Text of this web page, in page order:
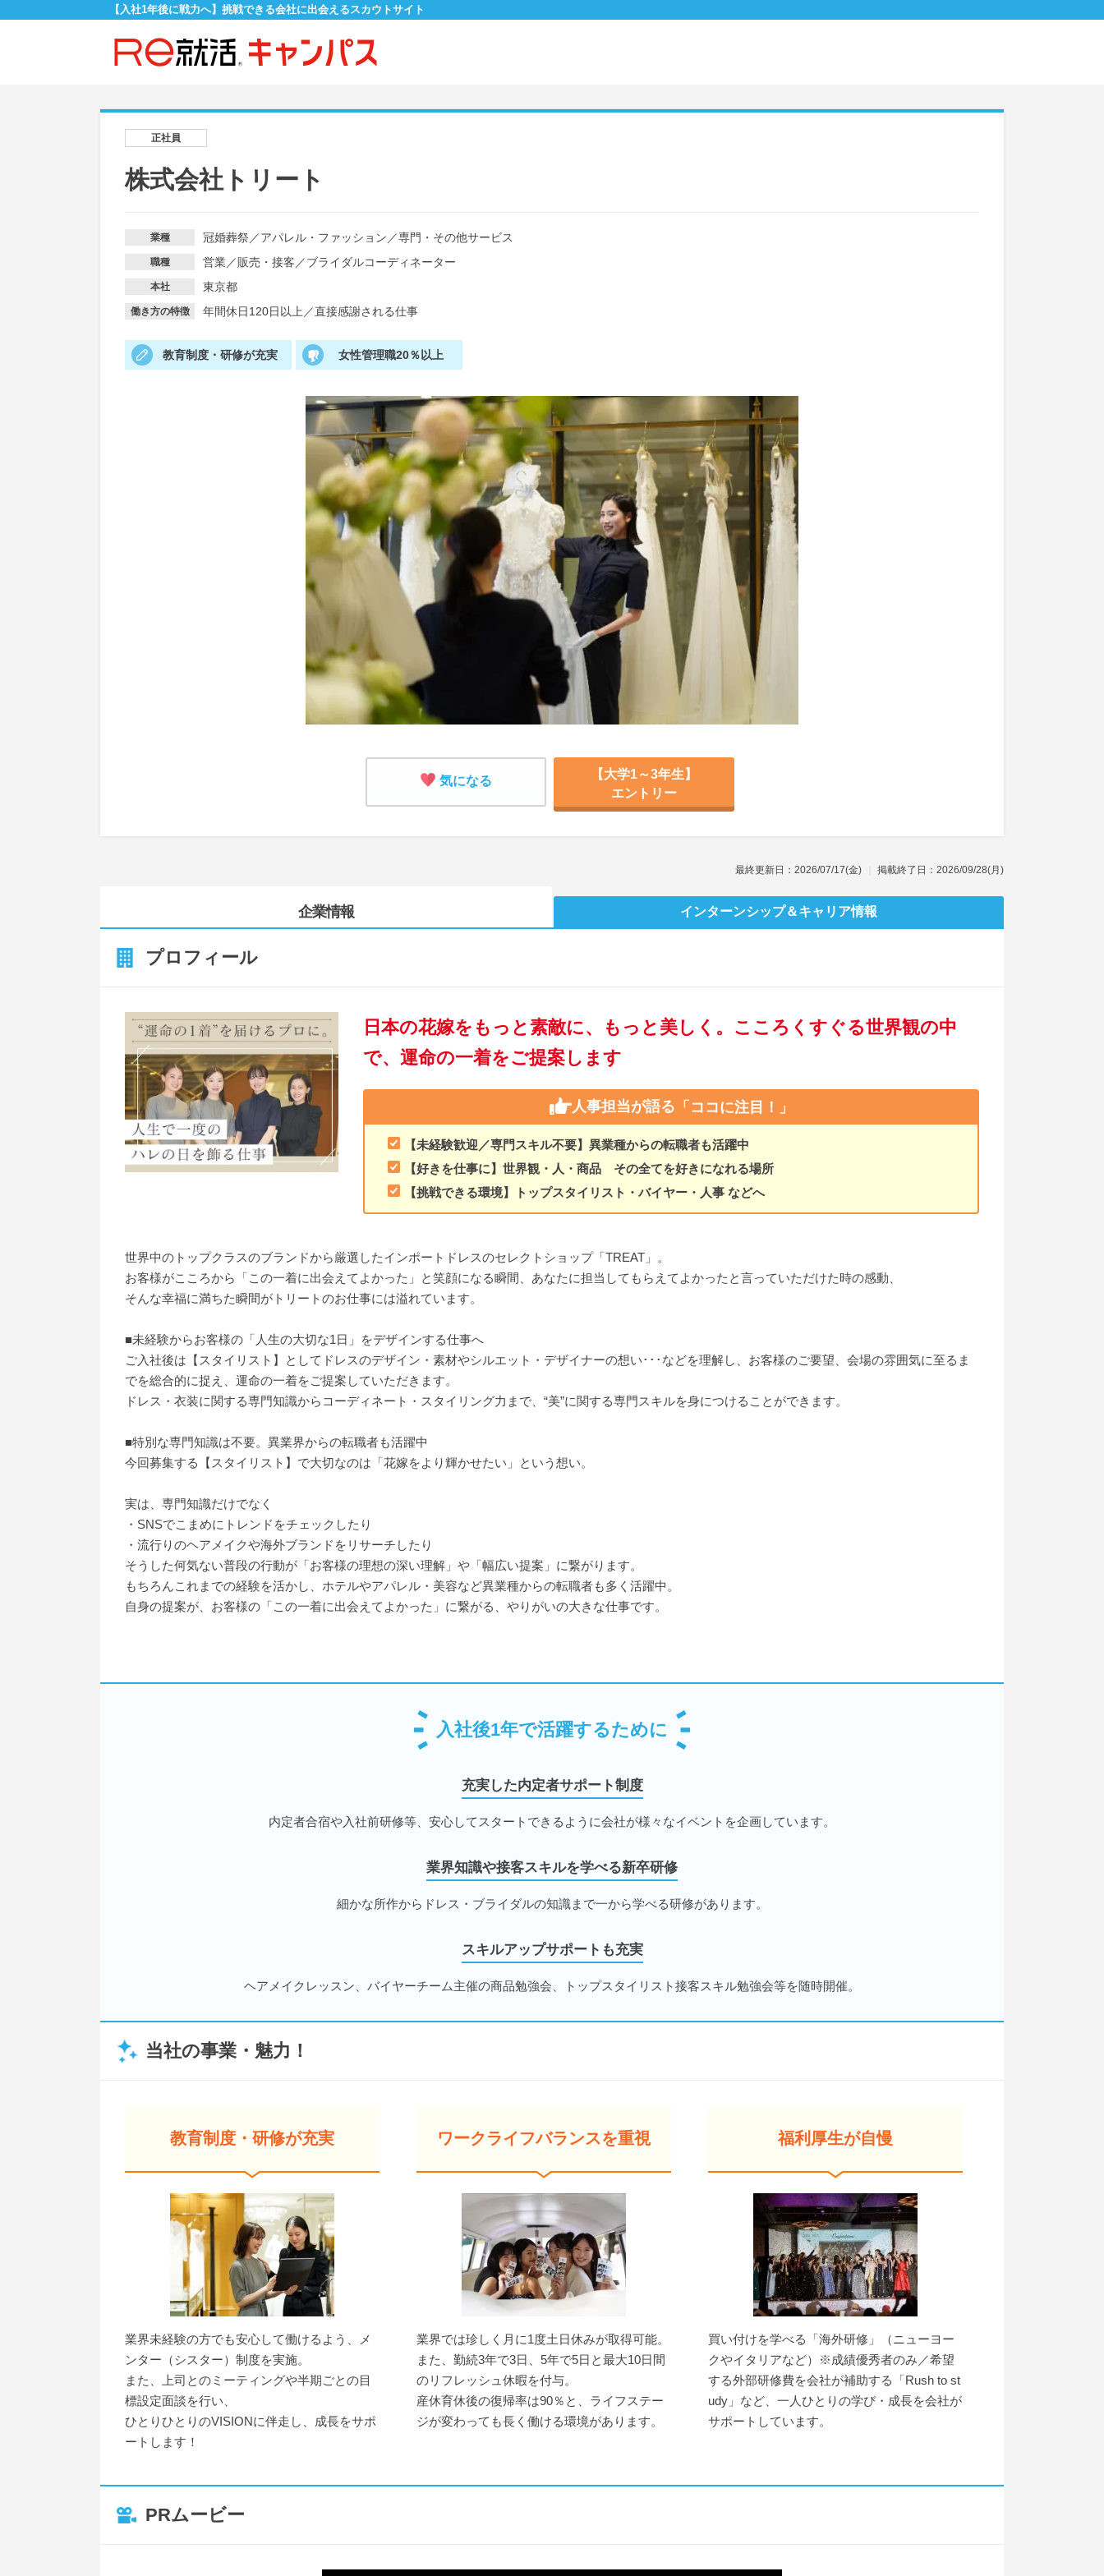
【入社1年後に戦力へ】挑戦できる会社に出会えるスカウトサイト
正社員
株式会社トリート
業種 冠婚葬祭 ／アパレル・ファッション ／専門・その他サービス
職種 営業／販売・接客 ／ブライダルコーディネーター
本社 東京都
働き方の特徴 年間休日120日以上 ／直接感謝される仕事
教育制度・研修が充実 女性管理職20％以上
気になる
【大学1～3年生】
エントリー
最終更新日：2026/07/17(金) 掲載終了日：2026/09/28(月)
企業情報 インターンシップ＆キャリア情報
プロフィール
日本の花嫁をもっと素敵に、もっと美しく。こころくすぐる世界観の中
で、運命の一着をご提案します
人事担当が語る 「ココに注目！」
【未経験歓迎／専門スキル不要】異業種からの転職者も活躍中
【好きを仕事に】世界観・人・商品 その全てを好きになれる場所
【挑戦できる環境】トップスタイリスト・バイヤー・人事 などへ
世界中のトップクラスのブランドから厳選したインポートドレスのセレクトショップ「TREAT」。
お客様がこころから「この一着に出会えてよかった」と笑顔になる瞬間、あなたに担当してもらえてよかったと言っていただけた時の感動、
そんな幸福に満ちた瞬間がトリートのお仕事には溢れています。
■未経験からお客様の「人生の大切な1日」をデザインする仕事へ
ご入社後は【スタイリスト】としてドレスのデザイン・素材やシルエット・デザイナーの想い･･･などを理解し、お客様のご要望、会場の雰囲気に至るま
でを総合的に捉え、運命の一着をご提案していただきます。
ドレス・衣装に関する専門知識からコーディネート・スタイリング力まで、“美”に関する専門スキルを身につけることができます。
■特別な専門知識は不要。異業界からの転職者も活躍中
今回募集する【スタイリスト】で大切なのは「花嫁をより輝かせたい」という想い。
実は、専門知識だけでなく
・SNSでこまめにトレンドをチェックしたり
・流行りのヘアメイクや海外ブランドをリサーチしたり
そうした何気ない普段の行動が「お客様の理想の深い理解」や「幅広い提案」に繋がります。
もちろんこれまでの経験を活かし、ホテルやアパレル・美容など異業種からの転職者も多く活躍中。
自身の提案が、お客様の「この一着に出会えてよかった」に繋がる、やりがいの大きな仕事です。
入社後1年で活躍するために
充実した内定者サポート制度
内定者合宿や入社前研修等、安心してスタートできるように会社が様々なイベントを企画しています。
業界知識や接客スキルを学べる新卒研修
細かな所作からドレス・ブライダルの知識まで一から学べる研修があります。
スキルアップサポートも充実
ヘアメイクレッスン、バイヤーチーム主催の商品勉強会、トップスタイリスト接客スキル勉強会等を随時開催。
当社の事業・魅力！
教育制度・研修が充実
業界未経験の方でも安心して働けるよう、メ
ンター（シスター）制度を実施。
また、上司とのミーティングや半期ごとの目
標設定面談を行い、
ひとりひとりのVISIONに伴走し、成長をサポ
ートします！
ワークライフバランスを重視
業界では珍しく月に1度土日休みが取得可能。
また、勤続3年で3日、5年で5日と最大10日間
のリフレッシュ休暇を付与。
産休育休後の復帰率は90％と、ライフステー
ジが変わっても長く働ける環境があります。
福利厚生が自慢
買い付けを学べる「海外研修」（ニューヨー
クやイタリアなど）※成績優秀者のみ／希望
する外部研修費を会社が補助する「Rush to st
udy」など、一人ひとりの学び・成長を会社が
サポートしています。
PRムービー